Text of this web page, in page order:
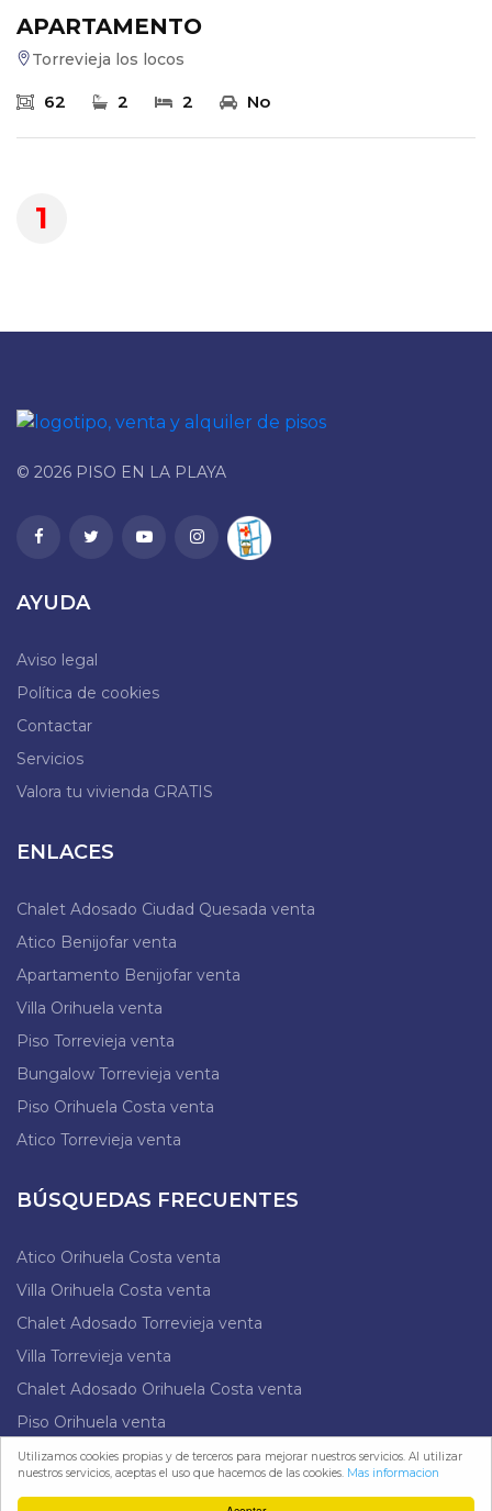
Utilizamos cookies propias y de terceros para mejorar nuestros servicios. Al utilizar
nuestros servicios, aceptas el uso que hacemos de las cookies. Mas informacion
APARTAMENTO
Torrevieja los locos
62 2 2 No
1
© 2026 PISO EN LA PLAYA
AYUDA
Aviso legal
Política de cookies
Contactar
Servicios
Valora tu vivienda GRATIS
ENLACES
Chalet Adosado Ciudad Quesada venta
Atico Benijofar venta
Apartamento Benijofar venta
Villa Orihuela venta
Piso Torrevieja venta
Bungalow Torrevieja venta
Piso Orihuela Costa venta
Atico Torrevieja venta
BÚSQUEDAS FRECUENTES
Atico Orihuela Costa venta
Villa Orihuela Costa venta
Chalet Adosado Torrevieja venta
Villa Torrevieja venta
Chalet Adosado Orihuela Costa venta
Piso Orihuela venta
Villa Benijofar venta